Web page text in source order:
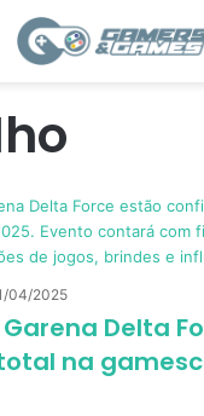
04/2025
Delta
na